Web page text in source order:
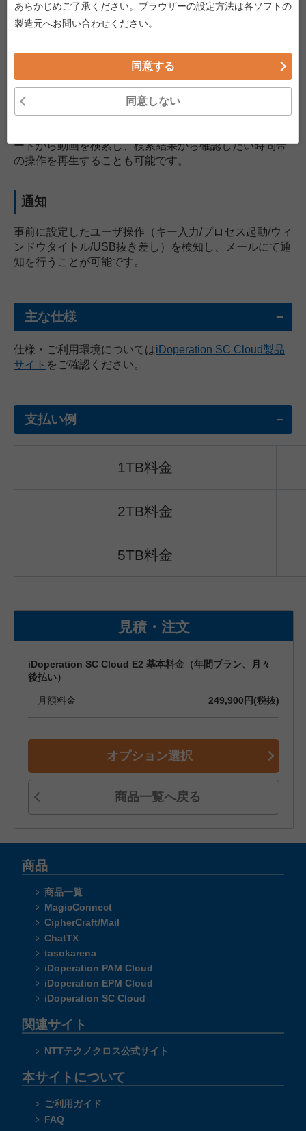
PCやサーバの画面操作を動画で録画します。指定ユーザ
の録画であったり、特定のアプリケーションの起動時の
点検：動画再生/検索
ブラウザから記録した動画の閲覧を行うことができま
ードから動画を検索し、検索結果から確認したい時間帯
の操作を再生することも可能です。
通知
事前に設定したユーザ操作（キー入力/プロセス起動/ウィ
ンドウタイトル/USB抜き差し）を検知し、メールにて通
知を行うことが可能です。
主な仕様
仕様・ご利用環境についてはiDoperation SC Cloud製品
サイト をご確認ください。
支払い例
1TB料金
2TB料金
5TB料金
見積・注文
iDoperation SC Cloud E2 基本料金（年間プラン、月々
後払い）
月額料金 249,900円(税抜)
オプション選択
商品一覧へ戻る
あらかじめご了承ください。ブラウザーの設定方法は各ソフトの
製造元へお問い合わせください。
同意しない
同意する
商品
商品一覧
MagicConnect
CipherCraft/Mail
ChatTX
tasokarena
iDoperation PAM Cloud
iDoperation EPM Cloud
iDoperation SC Cloud
関連サイト
NTTテクノクロス公式サイト
本サイトについて
ご利用ガイド
FAQ